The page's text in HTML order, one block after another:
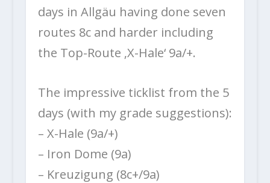
days in Allgäu having done seven
routes 8c and harder including
the Top-Route ‚X-Hale‘ 9a/+.
The impressive ticklist from the 5
days (with my grade suggestions):
– X-Hale (9a/+)
– Iron Dome (9a)
– Kreuzigung (8c+/9a)